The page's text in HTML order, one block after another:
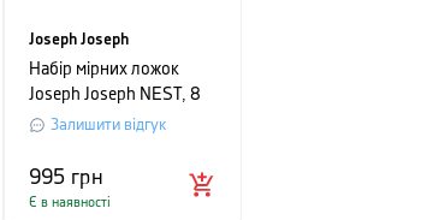
Joseph Joseph
Набір мірних ложок
Joseph Joseph NEST, 8
шт, різнокольоровий
Залишити відгук
995 грн
Є в наявності